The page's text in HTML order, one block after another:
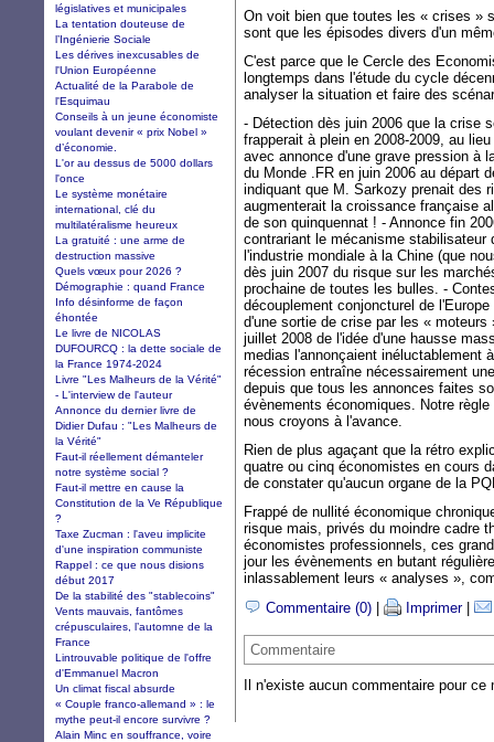
On voit bien que toutes les « crises »
sont que les épisodes divers d'un
C'est parce que le Cercle des
longtemps dans l'étude du cycle
analyser la situation et faire des
- Détection dès juin 2006 que la crise
frapperait à plein en 2008-2009, au
avec annonce d'une grave pression à
du Monde .FR en juin 2006 au départ
indiquant que M. Sarkozy prenait des
augmenterait la croissance française
de son quinquennat ! - Annonce fin
contrariant le mécanisme
l'industrie mondiale à la Chine (que
dès juin 2007 du risque sur les
prochaine de toutes les bulles. -
découplement conjoncturel de
d'une sortie de crise par les «
juillet 2008 de l'idée d'une hausse
medias l'annonçaient inéluctablement
récession entraîne nécessairement
depuis que tous les annonces faites
évènements économiques. Notre
nous croyons à l'avance.
Rien de plus agaçant que la rétro
quatre ou cinq économistes en cours
de constater qu'aucun organe de la
Frappé de nullité économique
risque mais, privés du moindre cadre
économistes professionnels, ces
jour les évènements en butant
inlassablement leurs « analyses »,
Commentaire (0)
Imprimer|
Commentaire
Il n'existe aucun commentaire pour ce
législatives et municipales
La tentation douteuse de
l’Ingénierie Sociale
Les dérives inexcusables de
l'Union Européenne
Actualité de la Parabole de
l'Esquimau
Conseils à un jeune économiste
voulant devenir « prix Nobel »
d’économie.
L'or au dessus de 5000 dollars
l'once
Le système monétaire
international, clé du
multilatéralisme heureux
La gratuité : une arme de
destruction massive
Quels vœux pour 2026 ?
Démographie : quand France
Info désinforme de façon
éhontée
Le livre de NICOLAS
DUFOURCQ : la dette sociale de
la France 1974-2024
Livre "Les Malheurs de la Vérité"
- L'interview de l'auteur
Annonce du dernier livre de
Didier Dufau : "Les Malheurs de
la Vérité"
Faut-il réellement démanteler
notre système social ?
Faut-il mettre en cause la
Constitution de la Ve République
?
Taxe Zucman : l'aveu implicite
d'une inspiration communiste
Rappel : ce que nous disions
début 2017
De la stabilité des "stablecoins"
Vents mauvais, fantômes
crépusculaires, l’automne de la
France
Lintrouvable politique de l'offre
d'Emmanuel Macron
Un climat fiscal absurde
« Couple franco-allemand » : le
mythe peut-il encore survivre ?
Alain Minc en souffrance, voire